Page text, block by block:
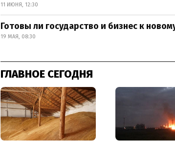
11 ИЮНЯ, 12:30
Готовы ли государство и бизнес к
19 МАЯ, 08:30
ГЛАВНОЕ СЕГОДНЯ